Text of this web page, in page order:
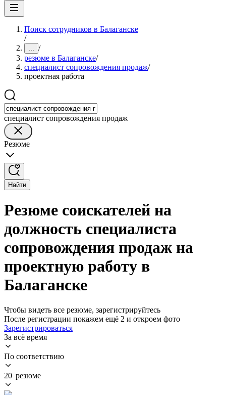
Поиск сотрудников в Балаганске
/
... /
резюме в Балаганске/
специалист сопровождения продаж/
проектная работа
специалист сопровождения продаж
Резюме
Найти
Резюме соискателей на
должность специалиста
сопровождения продаж на
проектную работу в
Балаганске
Чтобы видеть все резюме, зарегистрируйтесь
После регистрации покажем ещё 2 и откроем фото
Зарегистрироваться
За всё время
По соответствию
20 резюме